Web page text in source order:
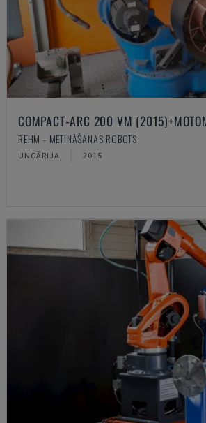
COMPACT-ARC 200 VM
REHM - METINĀŠANAS ROBOTS
UNGĀRIJA 2015